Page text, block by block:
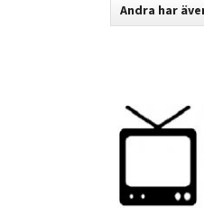
Andra har